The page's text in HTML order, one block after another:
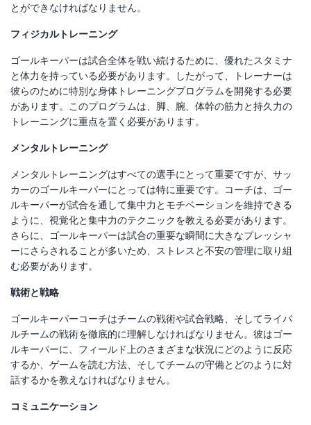
とができなければなりません。
フィジカルトレーニング
ゴールキーパーは試合全体を戦い続けるために、優れたスタミナ
と体力を持っている必要があります。したがって、トレーナーは
彼らのために特別な身体トレーニングプログラムを開発する必要
があります。このプログラムは、脚、腕、体幹の筋力と持久力の
トレーニングに重点を置く必要があります。
メンタルトレーニング
メンタルトレーニングはすべての選手にとって重要ですが、サッ
カーのゴールキーパーにとっては特に重要です。コーチは、ゴー
ルキーパーが試合を通して集中力とモチベーションを維持できる
ように、視覚化と集中力のテクニックを教える必要があります。
さらに、ゴールキーパーは試合の重要な瞬間に大きなプレッシャ
ーにさらされることが多いため、ストレスと不安の管理に取り組
む必要があります。
戦術と戦略
ゴールキーパーコーチはチームの戦術や試合戦略、そしてライバ
ルチームの戦術を徹底的に理解しなければなりません。彼はゴー
ルキーパーに、フィールド上のさまざまな状況にどのように反応
するか、ゲームを読む方法、そしてチームの守備とどのように対
話するかを教えなければなりません。
コミュニケーション